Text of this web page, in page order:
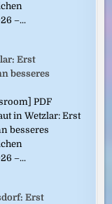
–...
Erst
besseres
PDF
in Wetzlar: Erst
besseres
–...
Erst